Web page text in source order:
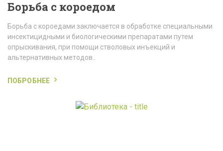
Борьба с короедом
Борьба с короедами заключается в обработке специальными
инсектицидными и биологическими препаратами путем
опрыскивания, при помощи стволовых инъекций и
альтернативных методов..
ПОБРОБНЕЕ